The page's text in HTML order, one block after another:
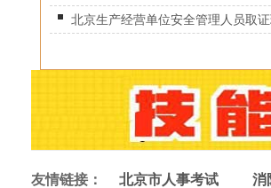
北京生产经营单位安全管理人员取证
友情链接： 北京市人事考试 消